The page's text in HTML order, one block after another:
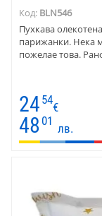
Код: BLN546
Пухкава
парижанки. Нека
пожелае това.
24 54
€
48 01
лв.